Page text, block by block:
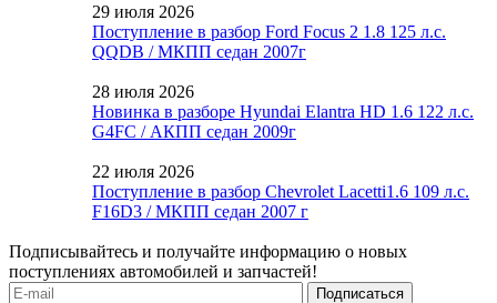
29 июля 2026
Поступление в разбор Ford Focus 2 1.8 125 л.с.
QQDB / МКПП седан 2007г
28 июля 2026
Новинка в разборе Hyundai Elantra HD 1.6 122 л.с.
G4FC / АКПП седан 2009г
22 июля 2026
Поступление в разбор Chevrolet Lacetti1.6 109 л.с.
F16D3 / МКПП седан 2007 г
Подписывайтесь и получайте информацию о новых
поступлениях автомобилей и запчастей!